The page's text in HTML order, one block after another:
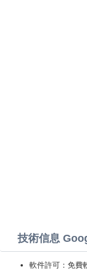
技術信息
軟件許可：免費